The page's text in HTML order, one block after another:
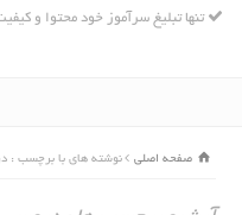
تنها تبلیغ سرآموز خود محتوا و
صفحه اصلی نوشته های با برچسب :